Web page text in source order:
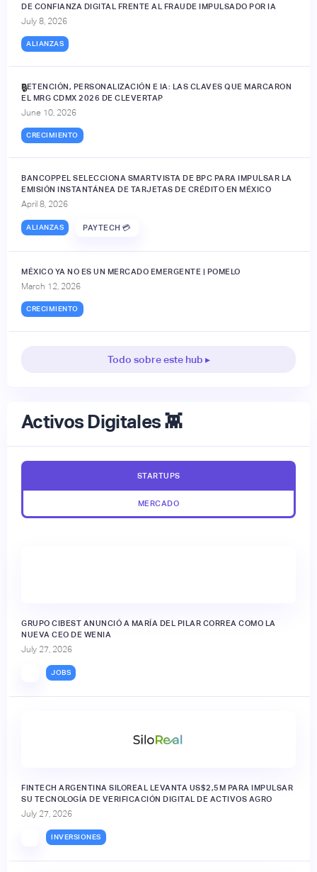
DE CONFIANZA DIGITAL FRENTE AL FRAUDE IMPULSADO POR IA
July 8, 2026
ALIANZAS
RETENCIÓN, PERSONALIZACIÓN E IA: LAS CLAVES QUE MARCARON
EL MRG CDMX 2026 DE CLEVERTAP
June 10, 2026
CRECIMIENTO
🔒
BANCOPPEL SELECCIONA SMARTVISTA DE BPC PARA IMPULSAR LA
EMISIÓN INSTANTÁNEA DE TARJETAS DE CRÉDITO EN MÉXICO
April 8, 2026
ALIANZAS PAYTECH 💳
MÉXICO YA NO ES UN MERCADO EMERGENTE | POMELO
March 12, 2026
CRECIMIENTO
Todo sobre este hub ▸
Activos Digitales 👾
STARTUPS
MERCADO
GRUPO CIBEST ANUNCIÓ A MARÍA DEL PILAR CORREA COMO LA
NUEVA CEO DE WENIA
July 27, 2026
JOBS
FINTECH ARGENTINA SILOREAL LEVANTA US$2,5M PARA IMPULSAR
SU TECNOLOGÍA DE VERIFICACIÓN DIGITAL DE ACTIVOS AGRO
July 27, 2026
INVERSIONES